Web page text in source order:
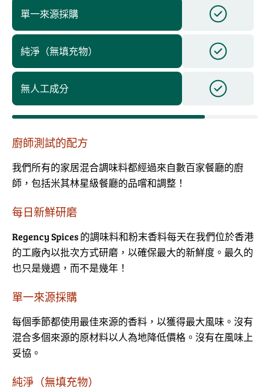
單一來源採購
純淨（無填充物）
無人工成分
廚師測試的配方
我們所有的家居混合調味料都經過來自數百家餐廳的廚
師，包括米其林星級餐廳的品嚐和調整！
每日新鮮研磨
Regency Spices 的調味料和粉末香料每天在我們位於香港
的工廠內以批次方式研磨，以確保最大的新鮮度。最久的
也只是幾週，而不是幾年！
單一來源採購
每個季節都使用最佳來源的香料，以獲得最大風味。沒有
混合多個來源的原材料以人為地降低價格。沒有在風味上
妥協。
純淨（無填充物）